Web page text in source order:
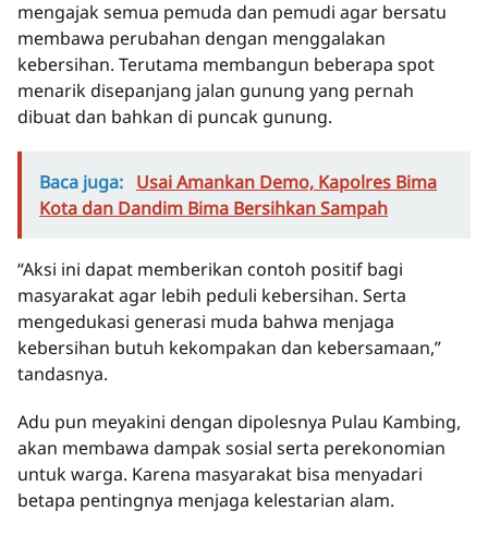
mengajak semua pemuda dan pemudi agar bersatu
membawa perubahan dengan menggalakan
kebersihan. Terutama membangun beberapa spot
menarik disepanjang jalan gunung yang pernah
dibuat dan bahkan di puncak gunung.
Baca juga: Usai Amankan Demo, Kapolres Bima
Kota dan Dandim Bima Bersihkan Sampah
“Aksi ini dapat memberikan contoh positif bagi
masyarakat agar lebih peduli kebersihan. Serta
mengedukasi generasi muda bahwa menjaga
kebersihan butuh kekompakan dan kebersamaan,”
tandasnya.
Adu pun meyakini dengan dipolesnya Pulau Kambing,
akan membawa dampak sosial serta perekonomian
untuk warga. Karena masyarakat bisa menyadari
betapa pentingnya menjaga kelestarian alam.